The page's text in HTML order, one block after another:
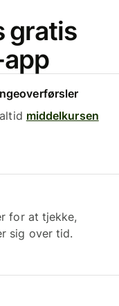
gratis
middelkursen
for at tjekke,
sig over tid.